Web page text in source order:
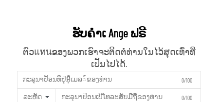
ຮັບຄຳເ Ange ຟຣີ
ຕົວแทนຂອງພວກເຮົາຈະຕິດຕໍ່ທ່ານໃນໄວ້ສຸດເທົ່າທີ່
ເປັນໄປໄດ້.
0/100
ລະຫັດ 0/100